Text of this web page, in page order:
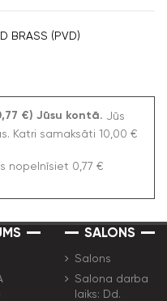
BRASS (PVD)
€) Jūsu kontā.
Jūs
Katri samaksāti 10,00 €
nopelnīsiet 0,77 €
SALONS
Salons
Salona darba
laiks: Dd.